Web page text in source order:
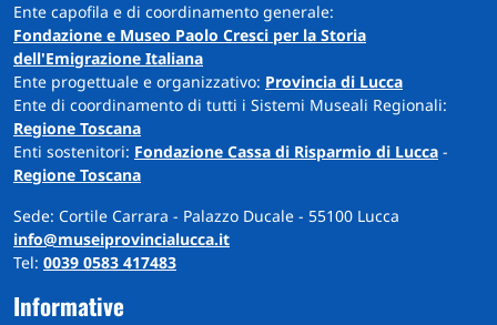
Ente capofila e di coordinamento generale:
Fondazione e Museo Paolo Cresci per la Storia
dell'Emigrazione Italiana
Ente progettuale e organizzativo: Provincia di Lucca
Ente di coordinamento di tutti i Sistemi Museali Regionali:
Regione Toscana
Enti sostenitori: Fondazione Cassa di Risparmio di Lucca -
Regione Toscana
Sede: Cortile Carrara - Palazzo Ducale - 55100 Lucca
info@museiprovincialucca.it
Tel: 0039 0583 417483
Informative